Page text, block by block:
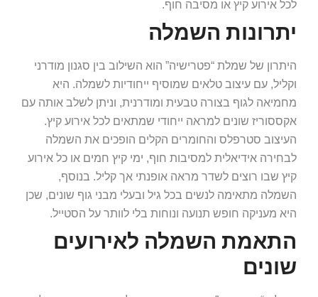
לכל אירוע קיץ או מסיבה חוף.
יתרונות השמלה
היתרון של שמלת “פטרישיה” הוא השילוב בין סגנון מודרני
וקליל, עם עיצוב טלאים שמוסיף ייחודיות לשמלה. היא
מחמיאה לגוף בצורה טבעית ומודרנית, וניתן לשלב אותה עם
אקססוריז שונים למראה ייחודי שמתאים לכל אירוע קיץ.
העיצוב סטרפלס והחומרים הקלים הופכים את השמלה
לבחירה אידיאלית למסיבות חוף, ימי קיץ חמים או כל אירוע
קיץ שבו רוצים לשדר מראה אופנתי אך קליל. בנוסף,
השמלה מתאימה לנשים בכל גיל ובעלי מבני גוף שונים, שכן
היא מעניקה חופש תנועה ונוחות בלי לוותר על הסטייל.
התאמת השמלה לאירועים
שונים